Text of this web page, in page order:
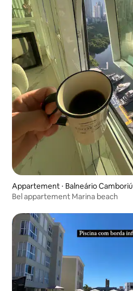
Appartement ⋅ Balneário Camboriú
Bel appartement Marina beach